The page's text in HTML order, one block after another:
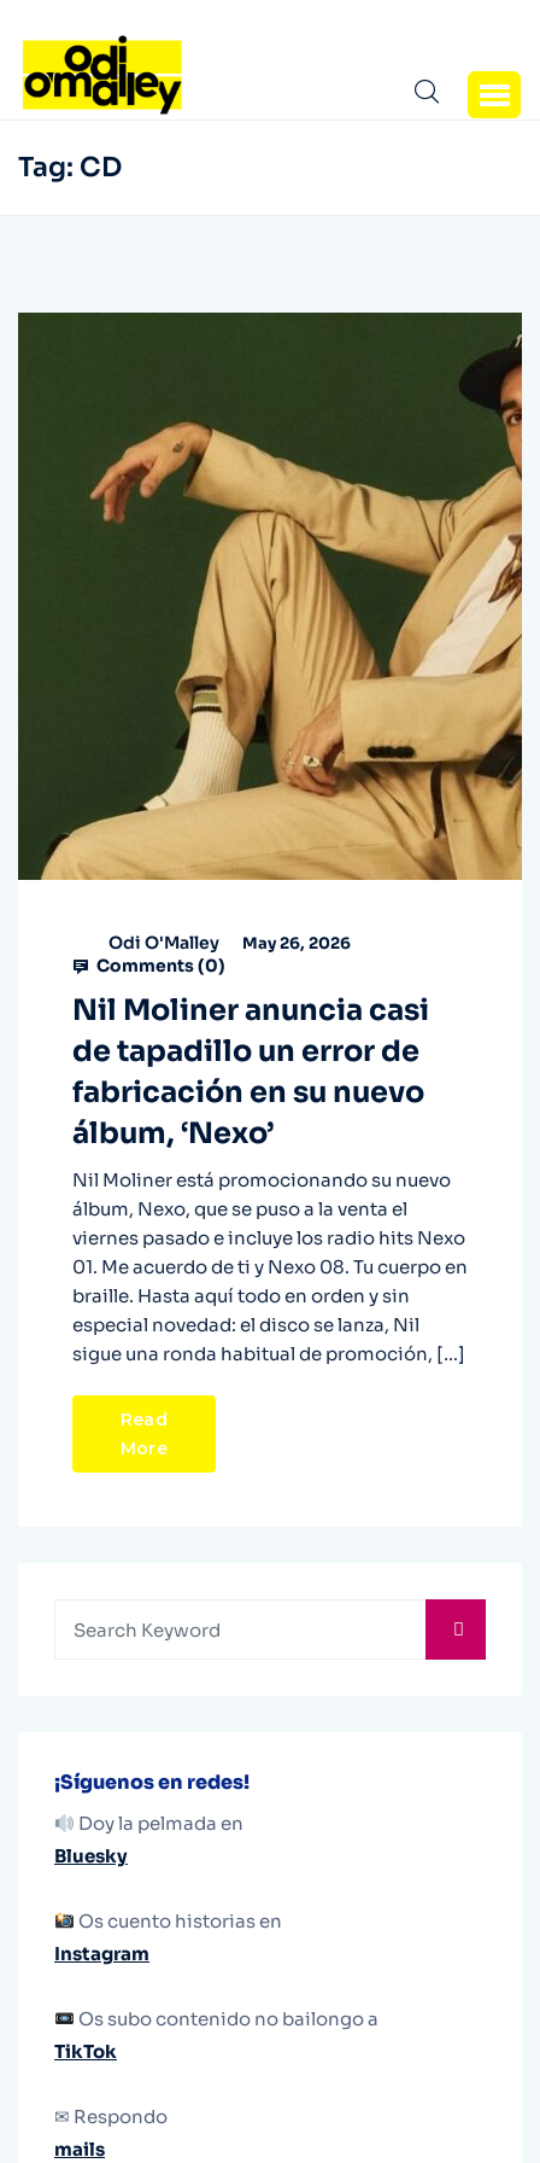
Tag: CD
Odi O'Malley May 26, 2026
Comments (0)
Nil Moliner anuncia casi
de tapadillo un error de
fabricación en su nuevo
álbum, ‘Nexo’
Nil Moliner está promocionando su nuevo
álbum, Nexo, que se puso a la venta el
viernes pasado e incluye los radio hits Nexo
01. Me acuerdo de ti y Nexo 08. Tu cuerpo en
braille. Hasta aquí todo en orden y sin
especial novedad: el disco se lanza, Nil
sigue una ronda habitual de promoción, […]
Read
More
¡Síguenos en redes!
Doy la pelmada en
Bluesky
Os cuento historias en
Instagram
Os subo contenido no bailongo a
TikTok
✉ Respondo
mails